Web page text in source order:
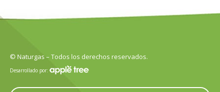
© Naturgas – Todos los derechos reservados.
Desarrollado por: